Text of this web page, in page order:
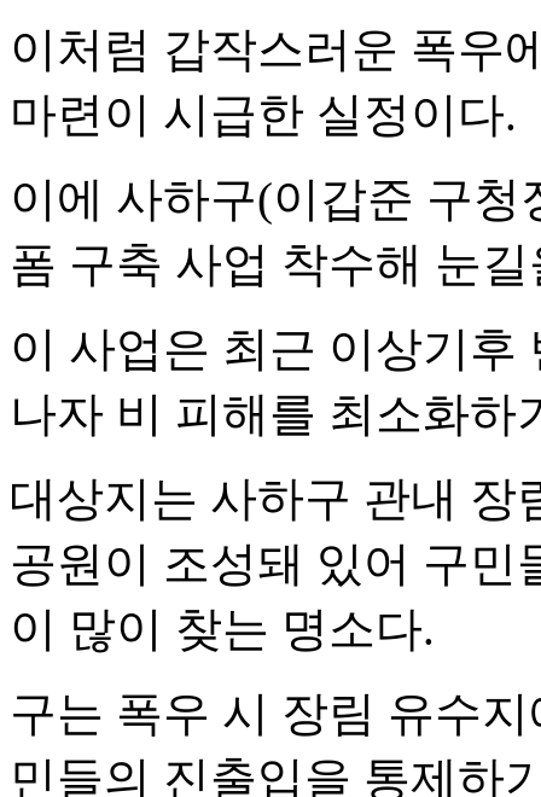
이처럼 갑작스러운 폭우
마련이 시급한 실정이다.
이에 사하구(이갑준 구
폼 구축 사업 착수해 눈
이 사업은 최근 이상기후
나자 비 피해를 최소화하
대상지는 사하구 관내 장
공원이 조성돼 있어 구민
이 많이 찾는 명소다.
구는 폭우 시 장림 유수
민들의 진출입을 통제하